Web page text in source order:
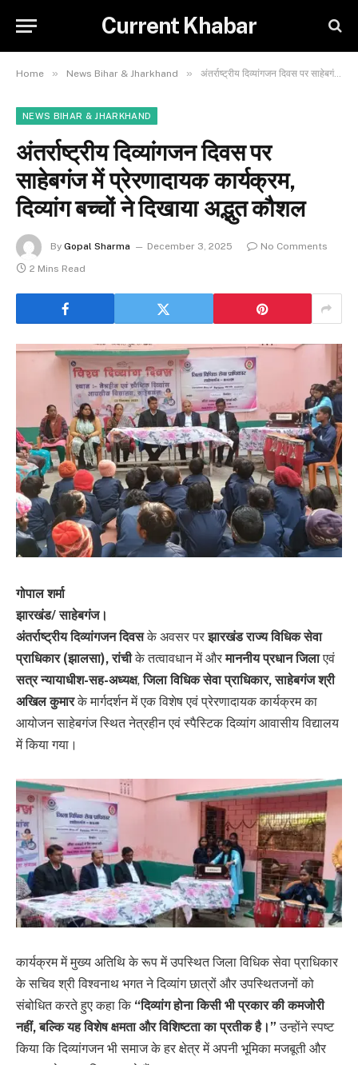
Current Khabar
Home » News Bihar & Jharkhand » अंतर्राष्ट्रीय दिव्यांगजन दिवस पर साहेबगंज में प्रेरणादायक कार्यक्रम, दिव्यांग बच्चों ने दिखाया अद्भुत कौशल
NEWS BIHAR & JHARKHAND
अंतर्राष्ट्रीय दिव्यांगजन दिवस पर
साहेबगंज में प्रेरणादायक कार्यक्रम,
दिव्यांग बच्चों ने दिखाया अद्भुत कौशल
By Gopal Sharma December 3, 2025
No Comments
2 Mins Read
गोपाल शर्मा
झारखंड/ साहेबगंज।
अंतर्राष्ट्रीय दिव्यांगजन दिवसके अवसर परझारखंड राज्य विधिक सेवा
प्राधिकार (झालसा), रांचीके तत्वावधान में औरमाननीय प्रधान जिलाएवं
सत्र न्यायाधीश-सह-अध्यक्ष,जिला विधिक सेवा प्राधिकार, साहेबगंज श्री
अखिल कुमारके मार्गदर्शन में एक विशेष एवं प्रेरणादायक कार्यक्रम का
आयोजन साहेबगंज स्थित नेत्रहीन एवं स्पैस्टिक दिव्यांग आवासीय विद्यालय
में किया गया।
कार्यक्रम में मुख्य अतिथि के रूप में उपस्थित जिला विधिक सेवा प्राधिकार
के सचिव श्री विश्वनाथ भगत ने दिव्यांग छात्रों और उपस्थितजनों को
संबोधित करते हुए कहा कि “दिव्यांग होना किसी भी प्रकार की कमजोरी
नहीं, बल्कि यह विशेष क्षमता और विशिष्टता का प्रतीक है।” उन्होंने स्पष्ट
किया कि दिव्यांगजन भी समाज के हर क्षेत्र में अपनी भूमिका मजबूती और